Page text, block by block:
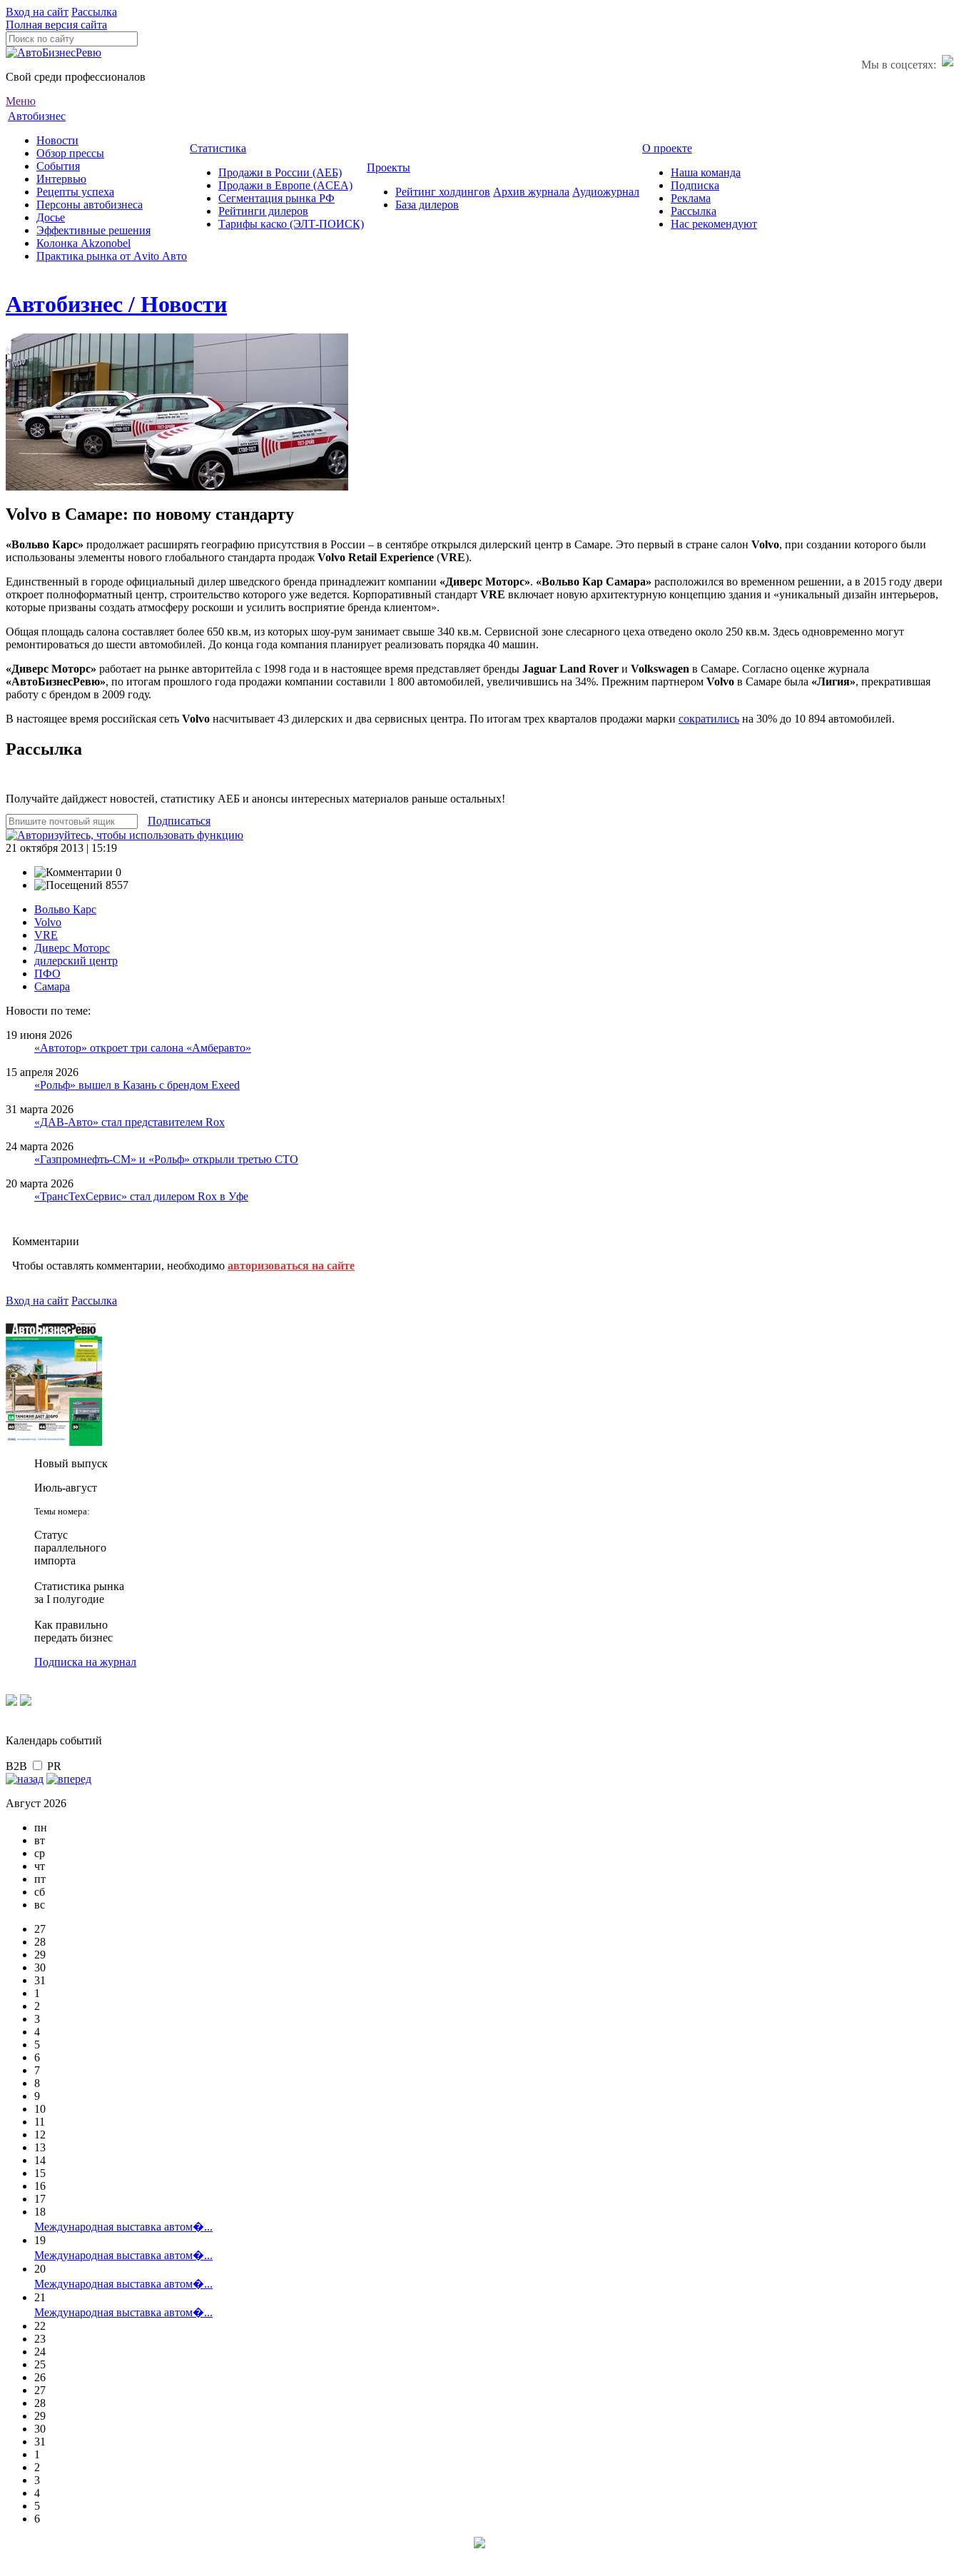
Вход на сайт Рассылка
Полная версия сайта
Мы в соцсетях:
Свой среди профессионалов
Меню
Автобизнес
Новости
Обзор прессы
События
Интервью
Рецепты успеха
Персоны автобизнеса
Досье
Эффективные решения
Колонка Akzonobel
Практика рынка от Аvito Авто
Статистика
Продажи в России (АЕБ)
Продажи в Европе (ACEA)
Сегментация рынка РФ
Рейтинги дилеров
Тарифы каско (ЭЛТ-ПОИСК)
Проекты
Рейтинг холдингов
База дилеров
Архив журнала Аудиожурнал
О проекте
Наша команда
Подписка
Реклама
Рассылка
Нас рекомендуют
Автобизнес / Новости
Volvo в Самаре: по новому стандарту
«Вольво Карс» продолжает расширять географию присутствия в России – в сентябре открылся дилерский центр в Самаре. Это первый в стране салон Volvo, при создании которого были
использованы элементы нового глобального стандарта продаж Volvo Retail Experience (VRE).
Единственный в городе официальный дилер шведского бренда принадлежит компании «Диверс Моторс». «Вольво Кар Самара» расположился во временном решении, а в 2015 году двери
откроет полноформатный центр, строительство которого уже ведется. Корпоративный стандарт VRE включает новую архитектурную концепцию здания и «уникальный дизайн интерьеров,
которые призваны создать атмосферу роскоши и усилить восприятие бренда клиентом».
Общая площадь салона составляет более 650 кв.м, из которых шоу-рум занимает свыше 340 кв.м. Сервисной зоне слесарного цеха отведено около 250 кв.м. Здесь одновременно могут
ремонтироваться до шести автомобилей. До конца года компания планирует реализовать порядка 40 машин.
«Диверс Моторс» работает на рынке авторитейла с 1998 года и в настоящее время представляет бренды Jaguar Land Rover и Volkswagen в Самаре. Согласно оценке журнала
«АвтоБизнесРевю», по итогам прошлого года продажи компании составили 1 800 автомобилей, увеличившись на 34%. Прежним партнером Volvo в Самаре была «Лигия», прекратившая
работу с брендом в 2009 году.
В настоящее время российская сеть Volvo насчитывает 43 дилерских и два сервисных центра. По итогам трех кварталов продажи марки сократились на 30% до 10 894 автомобилей.
Рассылка
Получайте дайджест новостей, статистику АЕБ и анонсы интересных материалов раньше остальных!
Подписаться
21 октября 2013 | 15:19
0
8557
Вольво Карс
Volvo
VRE
Диверс Моторс
дилерский центр
ПФО
Самара
Новости по теме:
19 июня 2026
«Автотор» откроет три салона «Амберавто»
15 апреля 2026
«Рольф» вышел в Казань с брендом Exeed
31 марта 2026
«ДАВ-Авто» стал представителем Rox
24 марта 2026
«Газпромнефть-СМ» и «Рольф» открыли третью СТО
20 марта 2026
«ТрансТехСервис» стал дилером Rox в Уфе
Комментарии
Чтобы оставлять комментарии, необходимо авторизоваться на сайте
Вход на сайт Рассылка
Новый выпуск
Июль-август
Темы номера:
Статус
параллельного
импорта
Статистика рынка
за I полугодие
Как правильно
передать бизнес
Подписка на журнал
Календарь событий
B2B PR
Август 2026
пн
вт
ср
чт
пт
сб
вс
27
28
29
30
31
1
2
3
4
5
6
7
8
9
10
11
12
13
14
15
16
17
18
Международная выставка автом�...
19
Международная выставка автом�...
20
Международная выставка автом�...
21
Международная выставка автом�...
22
23
24
25
26
27
28
29
30
31
1
2
3
4
5
6